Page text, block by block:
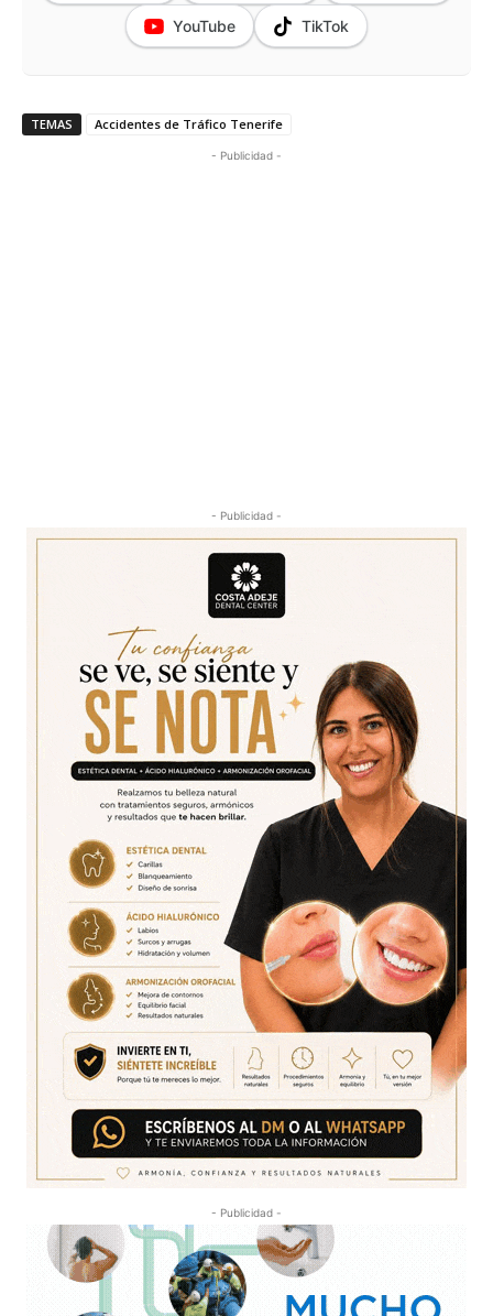
YouTube TikTok
TEMAS Accidentes de Tráfico Tenerife
- Publicidad -
- Publicidad -
- Publicidad -